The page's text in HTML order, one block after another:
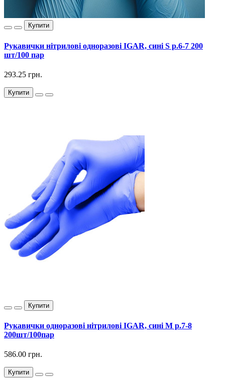
Купити
Рукавички нітрилові одноразові IGAR, сині S р.6-7 200
шт/100 пар
293.25 грн.
Купити
Купити
Рукавички одноразові нітрилові IGAR, сині М р.7-8
200шт/100пар
586.00 грн.
Купити